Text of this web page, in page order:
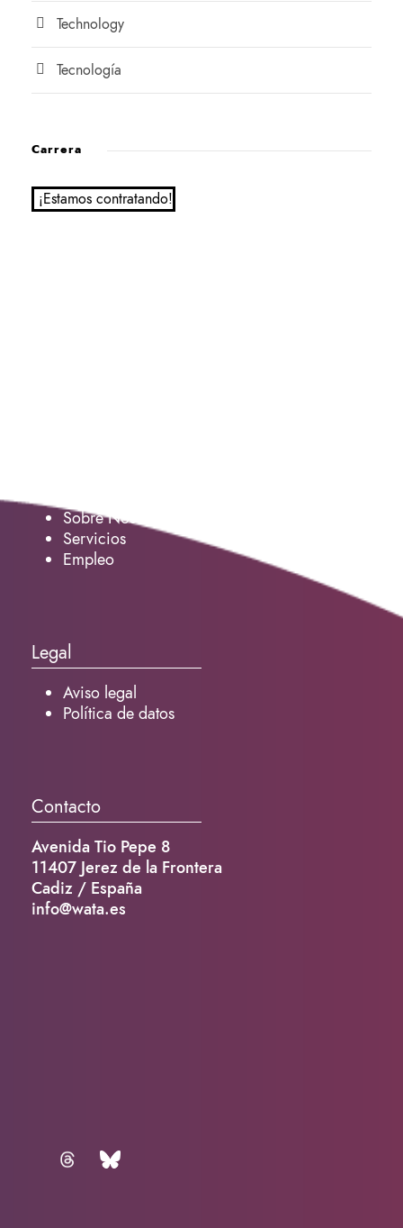
Technology
Tecnología
Carrera
¡Estamos contratando!
Sobre Nosotros
Servicios
Empleo
Legal
Aviso legal
Política de datos
Contacto
Avenida Tio Pepe 8
11407 Jerez de la Frontera
Cadiz / España
info@wata.es